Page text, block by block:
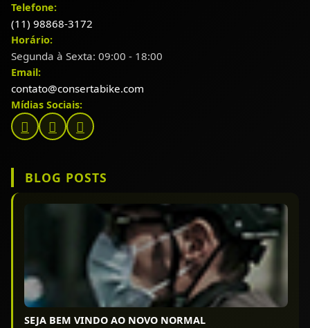
Telefone:
(11) 98868-3172
Horário:
Segunda à Sexta: 09:00 - 18:00
Email:
contato@consertabike.com
Mídias Sociais:
BLOG POSTS
SEJA BEM VINDO AO NOVO NORMAL